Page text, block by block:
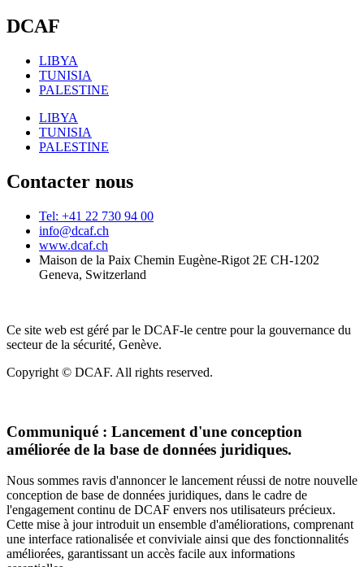
DCAF
LIBYA
TUNISIA
PALESTINE
LIBYA
TUNISIA
PALESTINE
Contacter nous
Tel: +41 22 730 94 00
info@dcaf.ch
www.dcaf.ch
Maison de la Paix Chemin Eugène-Rigot 2E CH-1202
Geneva, Switzerland
Ce site web est géré par le DCAF-le centre pour la gouvernance du
secteur de la sécurité, Genève.
Copyright © DCAF. All rights reserved.
Communiqué : Lancement d'une conception
améliorée de la base de données juridiques.
Nous sommes ravis d'annoncer le lancement réussi de notre nouvelle
conception de base de données juridiques, dans le cadre de
l'engagement continu de DCAF envers nos utilisateurs précieux.
Cette mise à jour introduit un ensemble d'améliorations, comprenant
une interface rationalisée et conviviale ainsi que des fonctionnalités
améliorées, garantissant un accès facile aux informations